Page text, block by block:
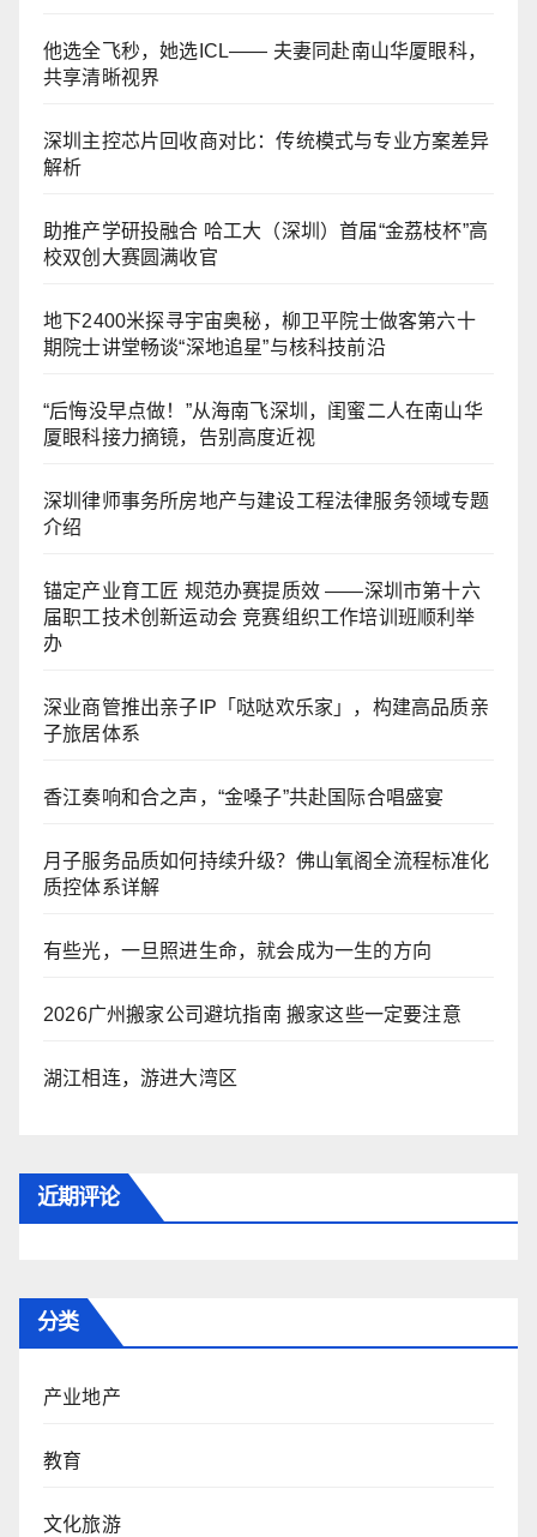
他选全飞秒，她选ICL—— 夫妻同赴南山华厦眼科，
共享清晰视界
深圳主控芯片回收商对比：传统模式与专业方案差异
解析
助推产学研投融合 哈工大（深圳）首届“金荔枝杯”高
校双创大赛圆满收官
地下2400米探寻宇宙奥秘，柳卫平院士做客第六十
期院士讲堂畅谈“深地追星”与核科技前沿
“后悔没早点做！”从海南飞深圳，闺蜜二人在南山华
厦眼科接力摘镜，告别高度近视
深圳律师事务所房地产与建设工程法律服务领域专题
介绍
锚定产业育工匠 规范办赛提质效 ——深圳市第十六
届职工技术创新运动会 竞赛组织工作培训班顺利举
办
深业商管推出亲子IP「哒哒欢乐家」，构建高品质亲
子旅居体系
香江奏响和合之声，“金嗓子”共赴国际合唱盛宴
月子服务品质如何持续升级？佛山氧阁全流程标准化
质控体系详解
有些光，一旦照进生命，就会成为一生的方向
2026广州搬家公司避坑指南 搬家这些一定要注意
湖江相连，游进大湾区
近期评论
分类
产业地产
教育
文化旅游